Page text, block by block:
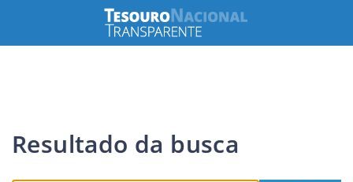
Resultado da busca